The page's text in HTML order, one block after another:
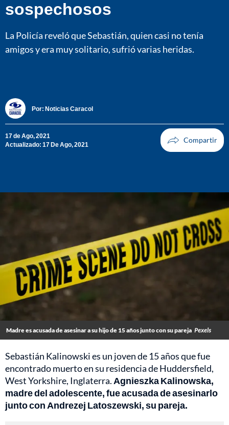
sospechosos
La Policía reveló que Sebastián, quien casi no tenía
amigos y era muy solitario, sufrió varias heridas.
Por: Noticias Caracol
17 de Ago, 2021
Actualizado: 17 De Ago, 2021
Madre es acusada de asesinar a su hijo de 15 años junto con su pareja Pexels
Sebastián Kalinowski es un joven de 15 años que fue
encontrado muerto en su residencia de Huddersfield,
West Yorkshire, Inglaterra. Agnieszka Kalinowska,
madre del adolescente, fue acusada de asesinarlo
junto con Andrezej Latoszewski, su pareja.